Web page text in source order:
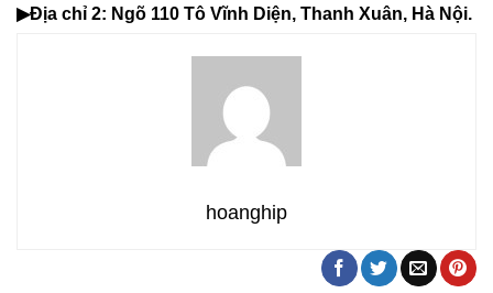
▶Địa chỉ 2: Ngõ 110 Tô Vĩnh Diện, Thanh Xuân, Hà Nội.
hoanghip